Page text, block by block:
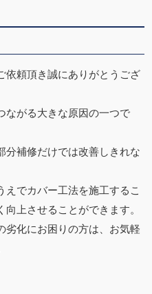
依頼頂き誠にありがとうござ
ながる大きな原因の一つで
分補修だけでは改善しきれな
えでカバー工法を施工するこ
上させることができます。
劣化にお困りの方は、お気軽